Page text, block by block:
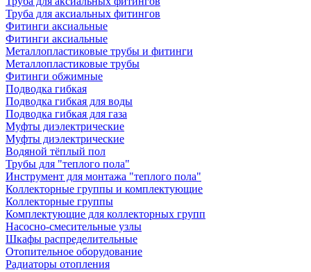
Труба для аксиальных фитингов
Фитинги аксиальные
Фитинги аксиальные
Металлопластиковые трубы и фитинги
Металлопластиковые трубы
Фитинги обжимные
Подводка гибкая
Подводка гибкая для воды
Подводка гибкая для газа
Муфты диэлектрические
Муфты диэлектрические
Водяной тёплый пол
Трубы для "теплого пола"
Инструмент для монтажа "теплого пола"
Коллекторные группы и комплектующие
Коллекторные группы
Комплектующие для коллекторных групп
Насосно-смесительные узлы
Шкафы распределительные
Отопительное оборудование
Радиаторы отопления